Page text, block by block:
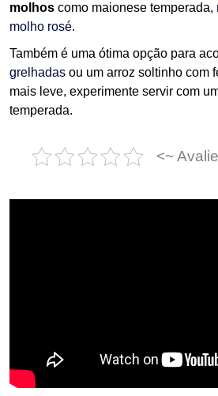
molhos como maionese temperada,
molho rosé.
Também é uma ótima opção para
grelhadas ou um arroz soltinho com
mais leve, experimente servir com
temperada.
<~